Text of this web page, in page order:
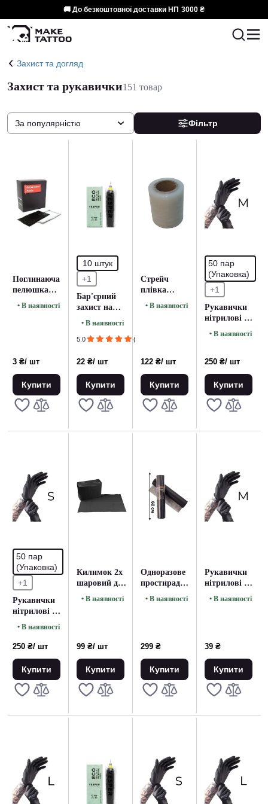
🚚 До безкоштовної доставки НП 3000 ₴
Захист та догляд
Захист та рукавички151 товар
Фільтр
За популярністю
Поглинаюча
пелюшка
чорна
• В наявності
3 ₴/ шт
Купити
10 штук
+1
Бар'єрний
захист на
машинку
ECO
біорозкладні
- 10 шт
• В наявності
5.0 (1)
22 ₴/ шт
Купити
Стрейч
плівка
10см*170 м
• В наявності
122 ₴/ шт
Купити
50 пар
(Упаковка)
+1
Рукавички
нітрилові M
чорні (50 шт.
• В наявності
250 ₴/ шт
Купити
50 пар
(Упаковка)
+1
Рукавички
нітрилові S
чорні (50 шт.
• В наявності
250 ₴/ шт
Купити
Килимок 2х
шаровий для
робочої
• В наявності
99 ₴/ шт
Купити
Одноразове
простирадло
в рулоні
• В наявності
299 ₴
Купити
Рукавички
нітрилові M
чорні (5 шт)
• В наявності
39 ₴
Купити